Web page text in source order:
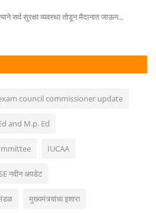
सर्व सुरक्षा व्यवस्था तोडून मैदानात जाऊन...
council commissioner update
and M.p. Ed
IUCAA
नवीन अपडेट
मुख्यमंत्र्यांचा इशारा